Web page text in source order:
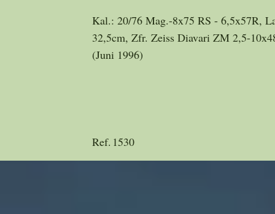
Kal.: 20/76 Mag.-8x75 RS - 6,5x57R,
32,5cm, Zfr. Zeiss Diavari ZM 2,5-
(Juni 1996)
Ref. 1530